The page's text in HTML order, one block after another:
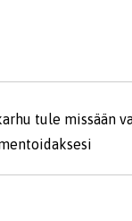
tule missään